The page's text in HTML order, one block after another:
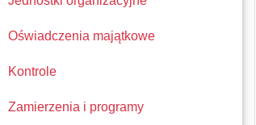
Oświadczenia majątkowe
Kontrole
Zamierzenia i programy